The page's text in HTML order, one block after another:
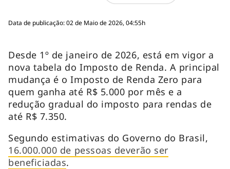
Data de publicação: 02 de Maio de 2026, 04:55h
Desde 1º de janeiro de 2026, está em vigor a
nova tabela do Imposto de Renda. A principal
mudança é o Imposto de Renda Zero para
quem ganha até R$ 5.000 por mês e a
redução gradual do imposto para rendas de
até R$ 7.350.
Segundo estimativas do Governo do Brasil,
16.000.000 de pessoas deverão ser
beneficiadas.